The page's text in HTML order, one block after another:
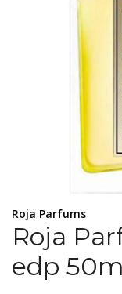
Roja Parfums
Roja
edp